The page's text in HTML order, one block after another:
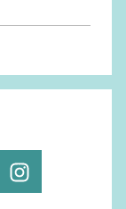
I
n